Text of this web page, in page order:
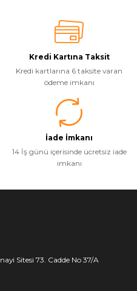
Kredi Kartına Taksit
Kredi kartlarına 6 taksite varan
ödeme imkanı
İade İmkanı
14 İş günü içerisinde ücretsiz iade
imkanı
Sitesi 73. Cadde No 37/A